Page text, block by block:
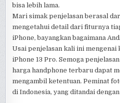
bisa lebih lama.
Mari simak penjelasan berasal
mengetahui detail dari fiturnya
iPhone, bayangkan bagaimana
Usai penjelasan kali ini mengenai
iPhone 13 Pro. Semoga
harga handphone terbaru dapat
mengambil ketentuan. Peminat
di Indonesia, yang ditandai